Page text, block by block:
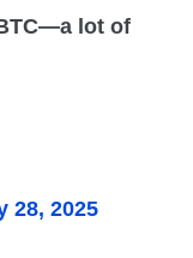
lot of
28, 2025